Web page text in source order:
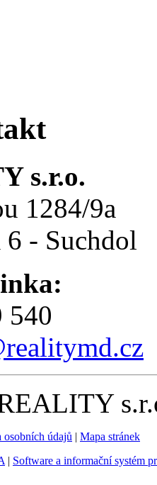
s.r.o.
1284/9a
- Suchdol
540
osobních údajů | Mapa stránek
| Software a informační systém